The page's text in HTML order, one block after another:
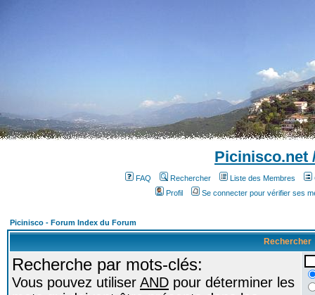
Picinisco.net
FAQ Rechercher Liste des Membres
Profil
Se connecter pour vérifier ses
Picinisco - Forum Index du Forum
Rechercher
Recherche par mots-clés:
Vous pouvez utiliser AND pour déterminer les